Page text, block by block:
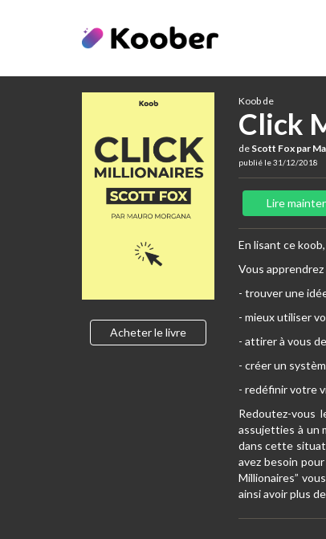
Acheter le livre
Koob de
Click
de Scott Fox par
publié le 31/12/2018
Lire
En lisant ce
Vous
- trouver une
- mieux utiliser
- attirer à vous
- créer un
- redéfinir votre
Redoutez-vous
assujetties à un
dans cette
avez besoin
Millionaires”
ainsi avoir plus